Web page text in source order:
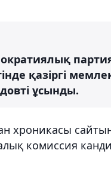
қазіргі
ұсынды.
хроникасы
комиссия